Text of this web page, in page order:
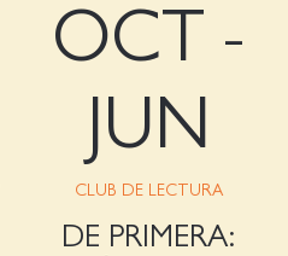
OCT -
JUN
CLUB DE LECTURA
DE PRIMERA: